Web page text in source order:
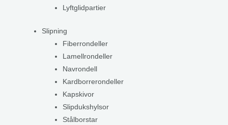
Lyftglidpartier
Slipning
Fiberrondeller
Lamellrondeller
Navrondell
Kardborrerondeller
Kapskivor
Slipdukshylsor
Stålborstar